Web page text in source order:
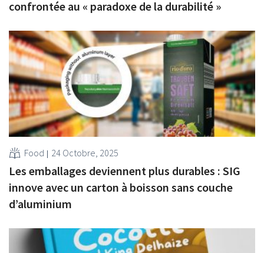
confrontée au « paradoxe de la durabilité »
Food 24 Octobre, 2025
Les emballages deviennent plus durables : SIG
innove avec un carton à boisson sans couche
d’aluminium